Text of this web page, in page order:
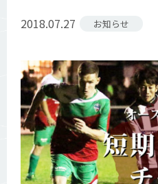
2018.07.27 お知らせ